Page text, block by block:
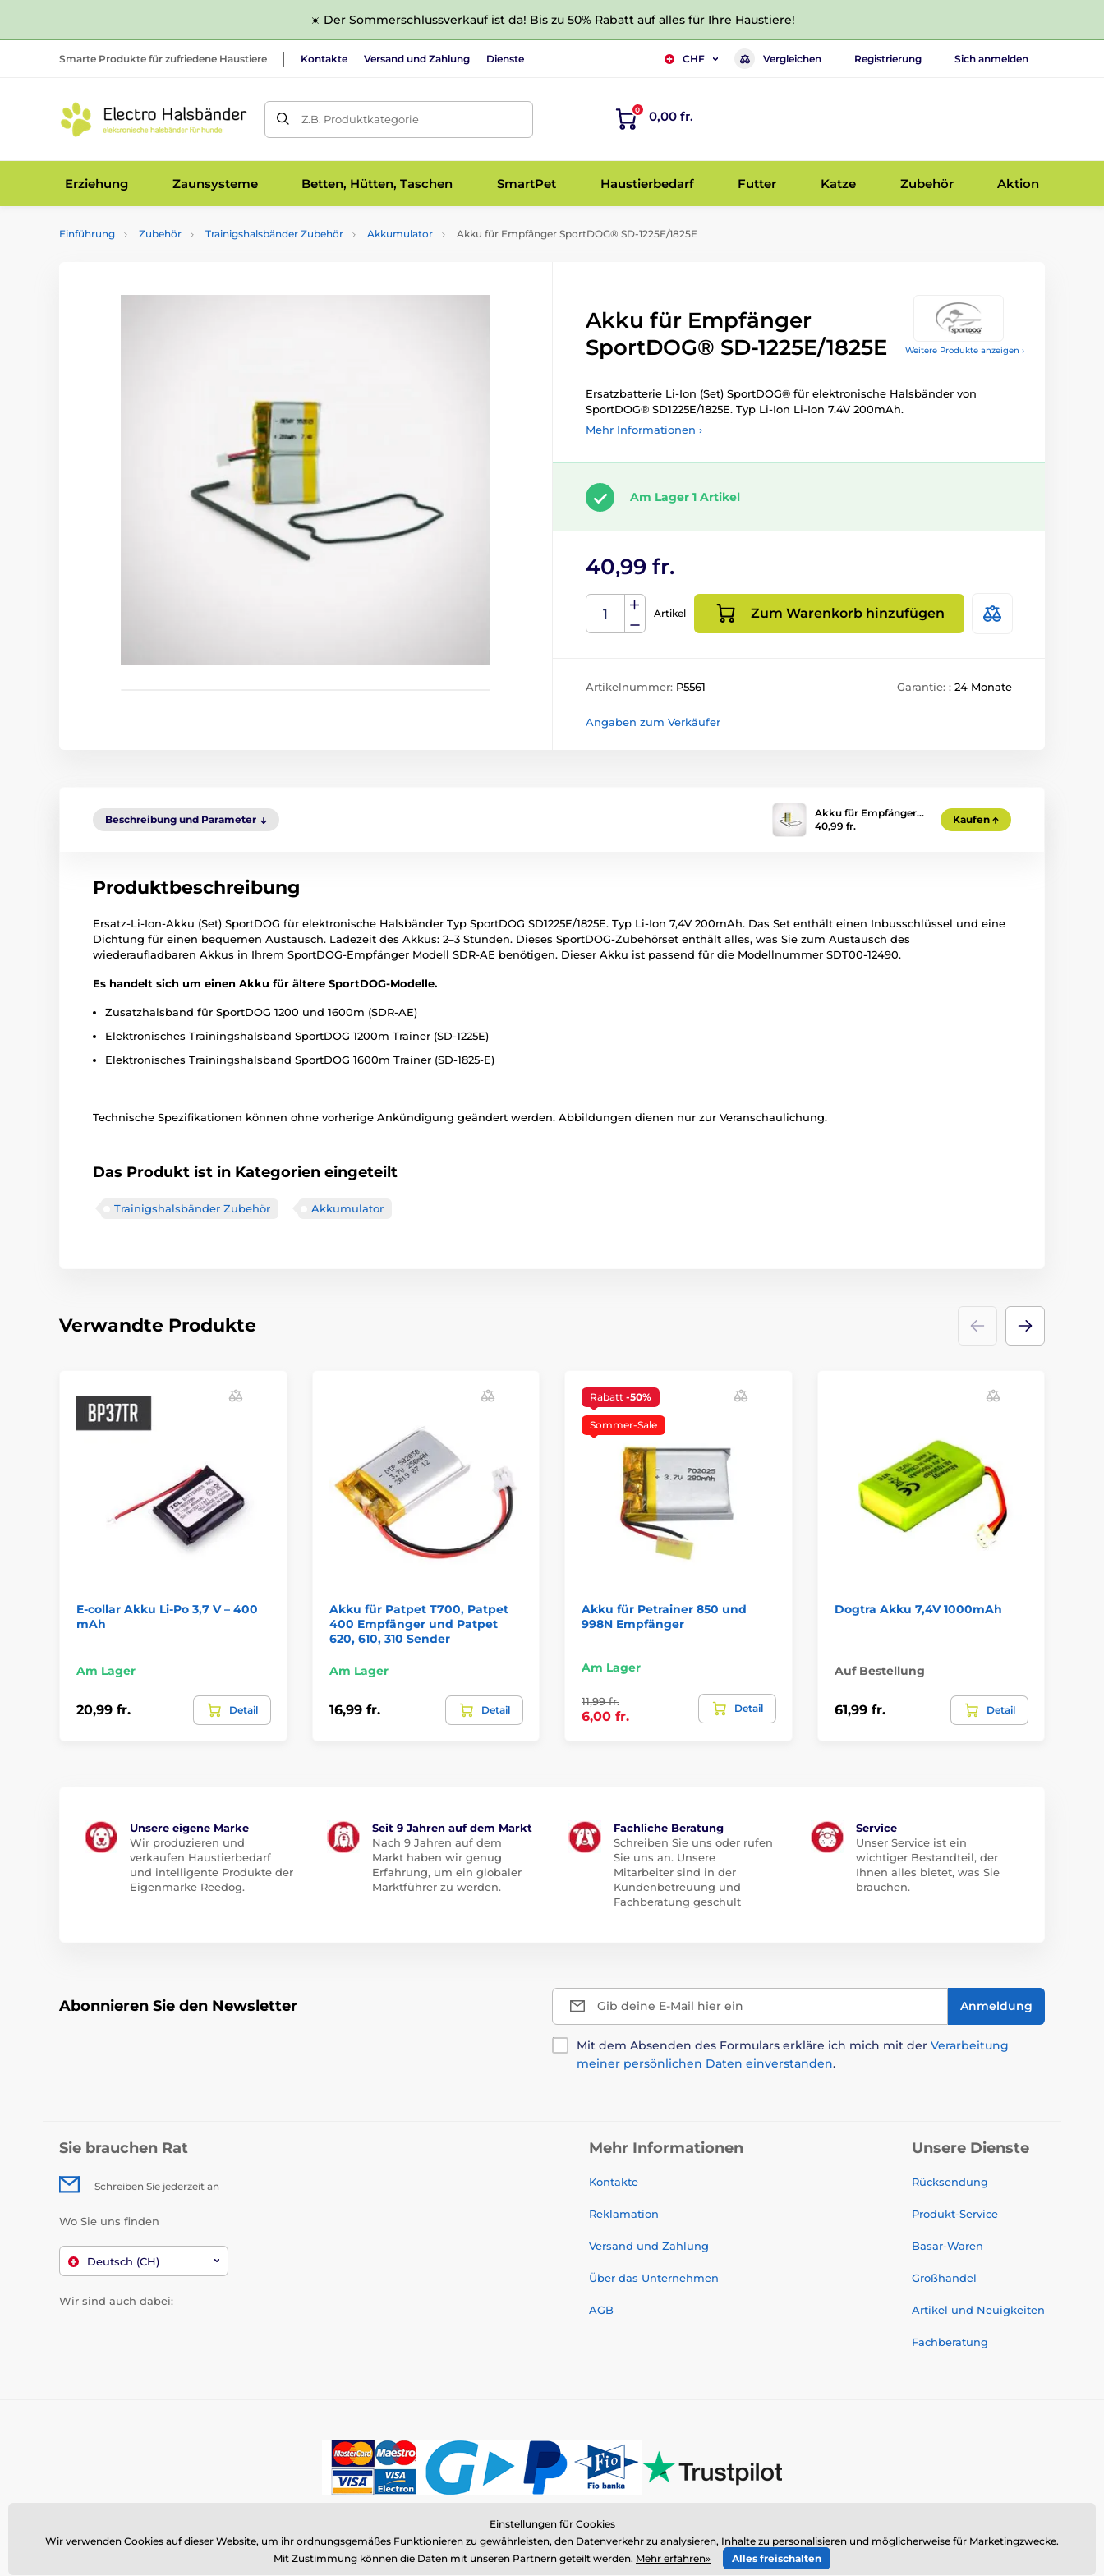
☀️ Der Sommerschlussverkauf ist da! Bis zu 50% Rabatt auf alles für Ihre Haustiere!
Smarte Produkte für zufriedene Haustiere Kontakte Versand und Zahlung Dienste CHF Vergleichen Registrierung Sich anmelden
Z.B. Produktkategorie
0 0,00 fr.
Erziehung Zaunsysteme Betten, Hütten, Taschen SmartPet Haustierbedarf Futter Katze Zubehör Aktion
Einführung Zubehör Trainigshalsbänder Zubehör Akkumulator Akku für Empfänger SportDOG® SD-1225E/1825E
Weitere Produkte anzeigen ›
Akku für Empfänger
SportDOG® SD-1225E/1825E
Ersatzbatterie Li-Ion (Set) SportDOG® für elektronische Halsbänder von
SportDOG® SD1225E/1825E. Typ Li-Ion Li-Ion 7.4V 200mAh.
Mehr Informationen ›
Am Lager 1 Artikel
40,99 fr.
Artikel Zum Warenkorb hinzufügen
Artikelnummer: P5561 Garantie: : 24 Monate
Angaben zum Verkäufer
Beschreibung und Parameter
Akku für Empfänger…
40,99 fr.
Kaufen
Produktbeschreibung
Ersatz-Li-Ion-Akku (Set) SportDOG für elektronische Halsbänder Typ SportDOG SD1225E/1825E. Typ Li-Ion 7,4V 200mAh. Das Set enthält einen Inbusschlüssel und eine
Dichtung für einen bequemen Austausch. Ladezeit des Akkus: 2–3 Stunden. Dieses SportDOG-Zubehörset enthält alles, was Sie zum Austausch des
wiederaufladbaren Akkus in Ihrem SportDOG-Empfänger Modell SDR-AE benötigen. Dieser Akku ist passend für die Modellnummer SDT00-12490.
Es handelt sich um einen Akku für ältere SportDOG-Modelle.
Zusatzhalsband für SportDOG 1200 und 1600m (SDR-AE)
Elektronisches Trainingshalsband SportDOG 1200m Trainer (SD-1225E)
Elektronisches Trainingshalsband SportDOG 1600m Trainer (SD-1825-E)
Technische Spezifikationen können ohne vorherige Ankündigung geändert werden. Abbildungen dienen nur zur Veranschaulichung.
Das Produkt ist in Kategorien eingeteilt
Trainigshalsbänder Zubehör Akkumulator
Verwandte Produkte
E-collar Akku Li-Po 3,7 V – 400
mAh
Am Lager
20,99 fr. Detail
Akku für Patpet T700, Patpet
400 Empfänger und Patpet
620, 610, 310 Sender
Am Lager
16,99 fr. Detail
Rabatt -50%
Sommer-Sale
Akku für Petrainer 850 und
998N Empfänger
Am Lager
11,99 fr.
6,00 fr.
Detail
Dogtra Akku 7,4V 1000mAh
Auf Bestellung
61,99 fr. Detail
Unsere eigene Marke
Wir produzieren und
verkaufen Haustierbedarf
und intelligente Produkte der
Eigenmarke Reedog.
Seit 9 Jahren auf dem Markt
Nach 9 Jahren auf dem
Markt haben wir genug
Erfahrung, um ein globaler
Marktführer zu werden.
Fachliche Beratung
Schreiben Sie uns oder rufen
Sie uns an. Unsere
Mitarbeiter sind in der
Kundenbetreuung und
Fachberatung geschult
Service
Unser Service ist ein
wichtiger Bestandteil, der
Ihnen alles bietet, was Sie
brauchen.
Abonnieren Sie den Newsletter Gib deine E-Mail hier ein Anmeldung
Mit dem Absenden des Formulars erkläre ich mich mit der Verarbeitung
meiner persönlichen Daten einverstanden.
Sie brauchen Rat
Schreiben Sie jederzeit an
Wo Sie uns finden
Deutsch (CH)
Wir sind auch dabei:
Mehr Informationen
Kontakte
Reklamation
Versand und Zahlung
Über das Unternehmen
AGB
Unsere Dienste
Rücksendung
Produkt-Service
Basar-Waren
Großhandel
Artikel und Neuigkeiten
Fachberatung
© 2026 www.elektro-halsbander.ch ⦁ E-Shop erstellt von
Einstellungen für Cookies
Wir verwenden Cookies auf dieser Website, um ihr ordnungsgemäßes Funktionieren zu gewährleisten, den Datenverkehr zu analysieren, Inhalte zu personalisieren und möglicherweise für Marketingzwecke.
Mit Zustimmung können die Daten mit unseren Partnern geteilt werden. Mehr erfahren» Alles freischalten